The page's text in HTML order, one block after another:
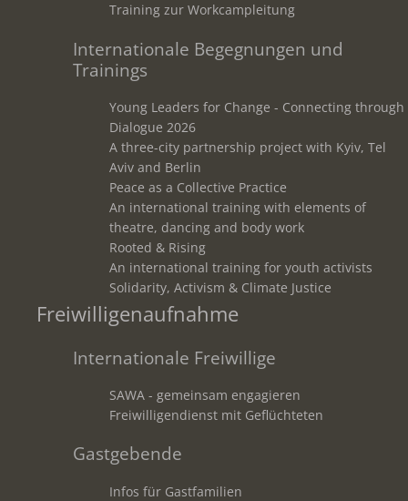
Training zur Workcampleitung
Internationale Begegnungen und
Trainings
Young Leaders for Change - Connecting through
Dialogue 2026
A three-city partnership project with Kyiv, Tel
Aviv and Berlin
Peace as a Collective Practice
An international training with elements of
theatre, dancing and body work
Rooted & Rising
An international training for youth activists
Solidarity, Activism & Climate Justice
Freiwilligenaufnahme
Internationale Freiwillige
SAWA - gemeinsam engagieren
Freiwilligendienst mit Geflüchteten
Gastgebende
Infos für Gastfamilien